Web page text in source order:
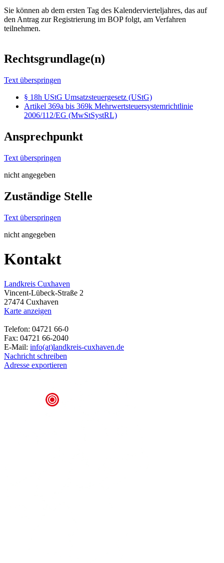
Sie können ab dem ersten Tag des Kalendervierteljahres, das auf
den Antrag zur Registrierung im BOP folgt, am Verfahren
teilnehmen.
Rechtsgrundlage(n)
Text überspringen
§ 18h UStG Umsatzsteuergesetz (UStG)
Artikel 369a bis 369k Mehrwertsteuersystemrichtlinie
2006/112/EG (MwStSystRL)
Ansprechpunkt
Text überspringen
nicht angegeben
Zuständige Stelle
Text überspringen
nicht angegeben
Kontakt
Landkreis Cuxhaven
Vincent-Lübeck-Straße 2
27474 Cuxhaven
Karte anzeigen
Telefon: 04721 66-0
Fax: 04721 66-2040
E-Mail: info(at)landkreis-cuxhaven.de
Nachricht schreiben
Adresse exportieren